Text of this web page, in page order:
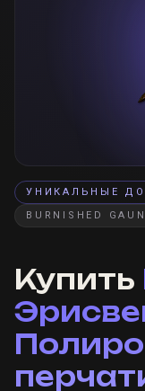
УНИКАЛЬНЫЕ
BURNISHED
Купить